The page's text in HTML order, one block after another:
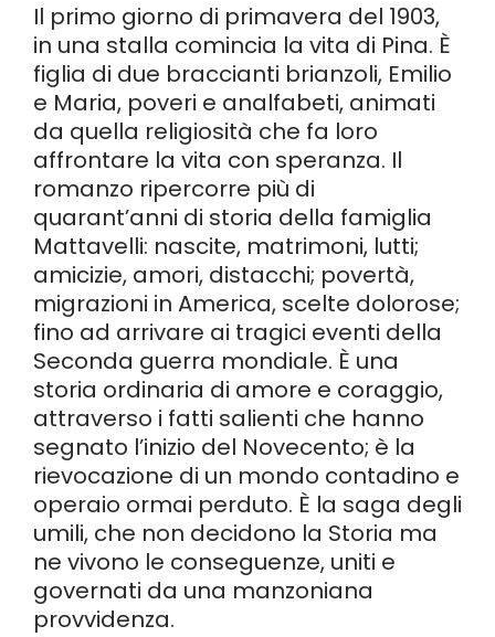
Il primo giorno di primavera del 1903,
in una stalla comincia la vita di Pina. È
figlia di due braccianti brianzoli, Emilio
e Maria, poveri e analfabeti, animati
da quella religiosità che fa loro
affrontare la vita con speranza. Il
romanzo ripercorre più di
quarant’anni di storia della famiglia
Mattavelli: nascite, matrimoni, lutti;
amicizie, amori, distacchi; povertà,
migrazioni in America, scelte dolorose;
fino ad arrivare ai tragici eventi della
Seconda guerra mondiale. È una
storia ordinaria di amore e coraggio,
attraverso i fatti salienti che hanno
segnato l’inizio del Novecento; è la
rievocazione di un mondo contadino e
operaio ormai perduto. È la saga degli
umili, che non decidono la Storia ma
ne vivono le conseguenze, uniti e
governati da una manzoniana
provvidenza.